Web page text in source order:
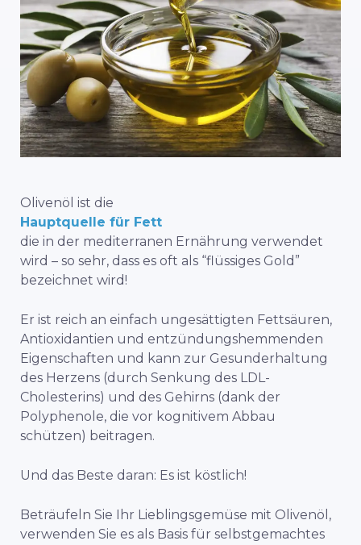
Olivenöl ist die
Hauptquelle für Fett
die in der mediterranen Ernährung verwendet
wird – so sehr, dass es oft als “flüssiges Gold”
bezeichnet wird!
Er ist reich an einfach ungesättigten Fettsäuren,
Antioxidantien und entzündungshemmenden
Eigenschaften und kann zur Gesunderhaltung
des Herzens (durch Senkung des LDL-
Cholesterins) und des Gehirns (dank der
Polyphenole, die vor kognitivem Abbau
schützen) beitragen.
Und das Beste daran: Es ist köstlich!
Beträufeln Sie Ihr Lieblingsgemüse mit Olivenöl,
verwenden Sie es als Basis für selbstgemachtes